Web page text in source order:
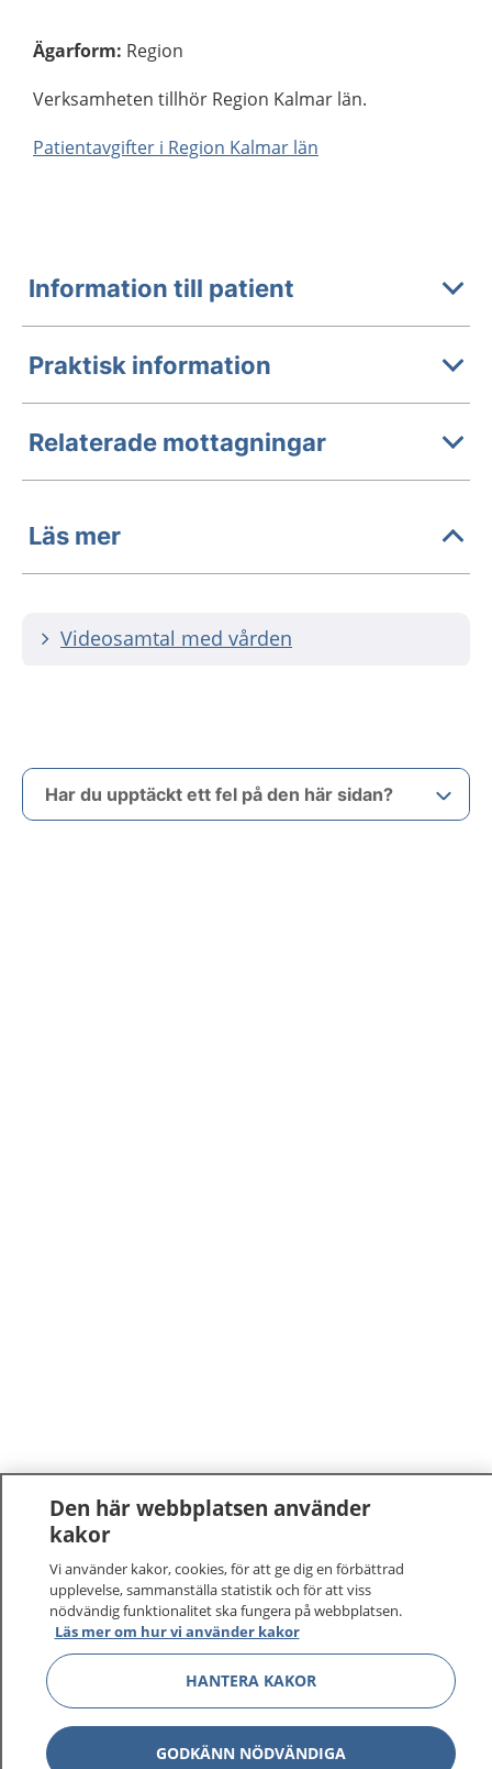
Ägarform: Region
Verksamheten tillhör Region Kalmar län.
Patientavgifter i Region Kalmar län
Information till patient
Praktisk information
Relaterade mottagningar
Läs mer
Videosamtal med vården
Har du upptäckt ett fel på den här sidan?
Den här webbplatsen använder
kakor
Vi använder kakor, cookies, för att ge dig en förbättrad
upplevelse, sammanställa statistik och för att viss
nödvändig funktionalitet ska fungera på webbplatsen.
Läs mer om hur vi använder kakor
HANTERA KAKOR
GODKÄNN NÖDVÄNDIGA